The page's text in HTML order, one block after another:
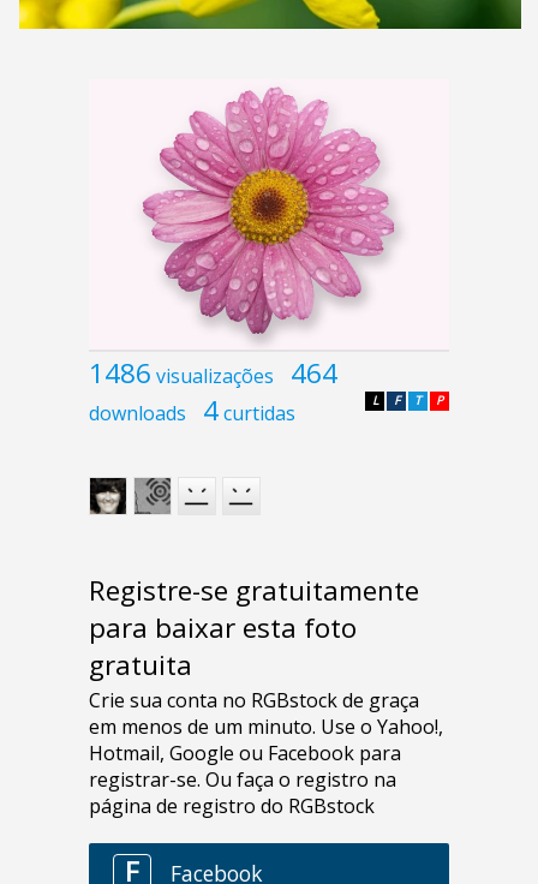
1486 visualizações 464
downloads 4curtidas P
T
F
L
Registre-se gratuitamente
para baixar esta foto
gratuita